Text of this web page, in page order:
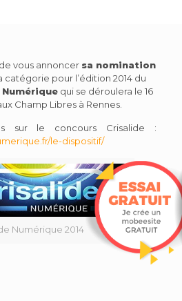
vous annoncer sa nomination
catégorie pour l’édition 2014 du
qui se déroulera le 16
Champ Libres à Rennes.
sur le concours Crisalide :
le-dispositif/
Numérique 2014